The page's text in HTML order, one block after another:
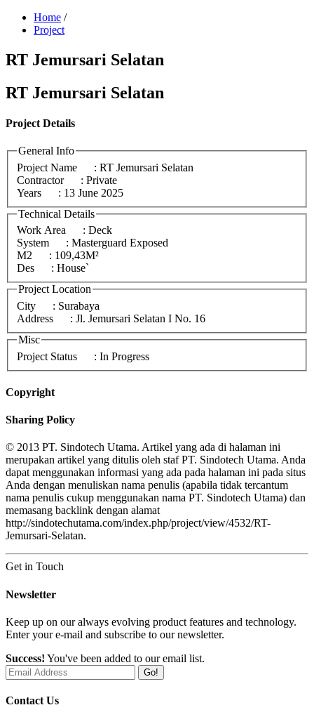
Home /
Project
RT Jemursari Selatan
RT Jemursari Selatan
Project Details
General Info
Project Name
: RT Jemursari Selatan
Contractor
: Private
Years
: 13 June 2025
Technical Details
Work Area
: Deck
System
: Masterguard Exposed
M2
: 109,43M²
Des
: House`
Project Location
City
: Surabaya
Address
: Jl. Jemursari Selatan I No. 16
Misc
Project Status
: In Progress
Copyright
Sharing Policy
© 2013 PT. Sindotech Utama. Artikel yang ada di halaman ini
merupakan artikel yang ditulis oleh staf PT. Sindotech Utama. Anda
dapat menggunakan informasi yang ada pada halaman ini pada situs
Anda dengan menuliskan nama penulis (apabila tidak tercantum
nama penulis cukup menggunakan nama PT. Sindotech Utama) dan
memasang backlink dengan alamat
http://sindotechutama.com/index.php/project/view/4532/RT-
Jemursari-Selatan.
Get in Touch
Newsletter
Keep up on our always evolving product features and technology.
Enter your e-mail and subscribe to our newsletter.
Success! You've been added to our email list.
Go!
Contact Us